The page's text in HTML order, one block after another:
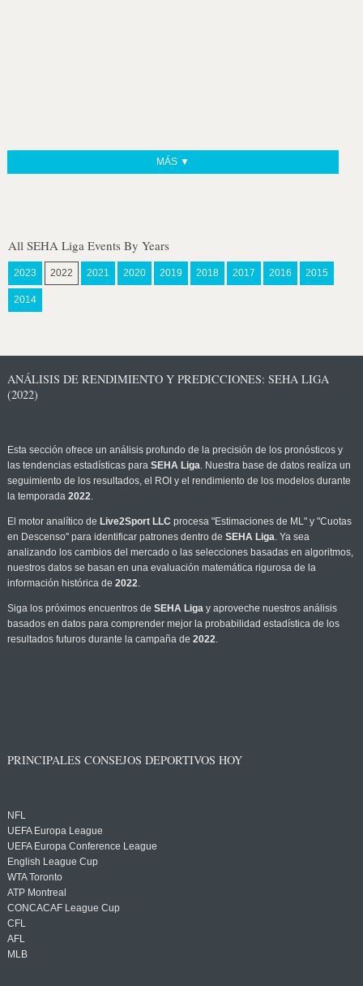
MÁS ▼
All SEHA Liga Events By Years
2023 2022 2021 2020 2019 2018 2017 2016 2015
2014
ANÁLISIS DE RENDIMIENTO Y PREDICCIONES: SEHA LIGA
(2022)
Esta sección ofrece un análisis profundo de la precisión de los pronósticos y
las tendencias estadísticas para SEHA Liga. Nuestra base de datos realiza un
seguimiento de los resultados, el ROI y el rendimiento de los modelos durante
la temporada 2022.
El motor analítico de Live2Sport LLC procesa "Estimaciones de ML" y "Cuotas
en Descenso" para identificar patrones dentro de SEHA Liga. Ya sea
analizando los cambios del mercado o las selecciones basadas en algoritmos,
nuestros datos se basan en una evaluación matemática rigurosa de la
información histórica de 2022.
Siga los próximos encuentros de SEHA Ligay aproveche nuestros análisis
basados en datos para comprender mejor la probabilidad estadística de los
resultados futuros durante la campaña de 2022.
PRINCIPALES CONSEJOS DEPORTIVOS HOY
NFL
UEFA Europa League
UEFA Europa Conference League
English League Cup
WTA Toronto
ATP Montreal
CONCACAF League Cup
CFL
AFL
MLB